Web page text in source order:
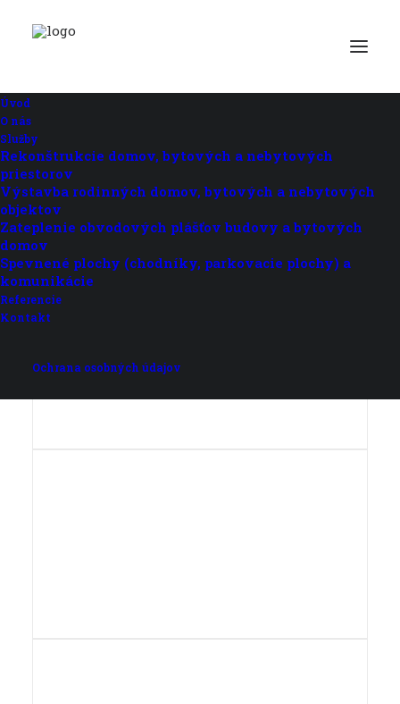
Úvod
O nás
Služby
Rekonštrukcie domov, bytových a nebytových
priestorov
Výstavba rodinných domov, bytových a nebytových
objektov
Zateplenie obvodových plášťov budovy a bytových
domov
Spevnené plochy (chodníky, parkovacie plochy) a
komunikácie
Referencie
Kontakt
Ochrana osobných údajov
Železobetónový základ pre
Názov:„Železobetónový základ pre osadenie
55m3 nádrže na vodu v objekte FATRA“
Termín realizácie:03/2022
Miesto: Martin